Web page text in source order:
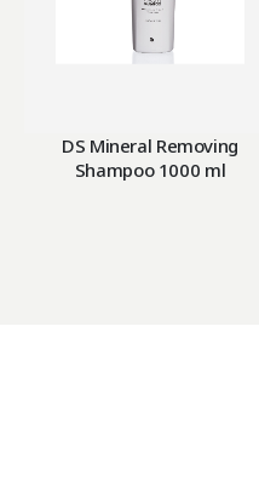
DS Mineral Removing
Shampoo 1000 ml